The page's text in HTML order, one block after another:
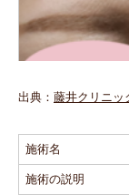
出典： 藤井クリニッ
施術名
施術の説明